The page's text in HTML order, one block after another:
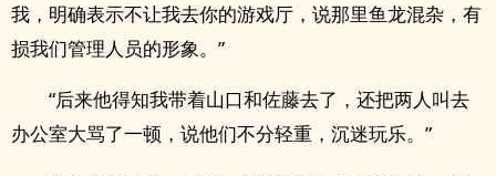
我，明确表示不让我去你的游戏厅，说那里鱼龙混杂，有
损我们管理人员的形象。”
“后来他得知我带着山口和佐藤去了，还把两人叫去
办公室大骂了一顿，说他们不分轻重，沉迷玩乐。”